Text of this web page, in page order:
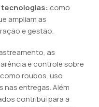
como
ampliam as
e gestão.
as
e controle sobre
roubos, uso
nas entregas. Além
contribui para a